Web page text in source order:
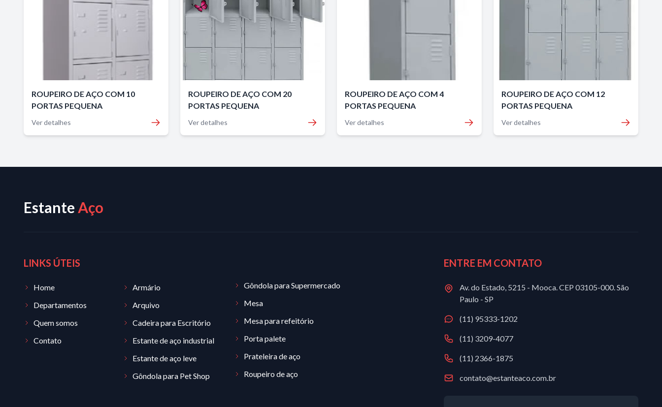
ROUPEIRO DE AÇO COM 10
PORTAS PEQUENA
Ver detalhes
ROUPEIRO DE AÇO COM 20
PORTAS PEQUENA
Ver detalhes
ROUPEIRO DE AÇO COM 4
PORTAS PEQUENA
Ver detalhes
ROUPEIRO DE AÇO COM 12
PORTAS PEQUENA
Ver detalhes
Estante Aço
LINKS ÚTEIS
Home
Departamentos
Quem somos
Contato
Armário
Arquivo
Cadeira para Escritório
Estante de aço industrial
Estante de aço leve
Gôndola para Pet Shop
Gôndola para Supermercado
Mesa
Mesa para refeitório
Porta palete
Prateleira de aço
Roupeiro de aço
ENTRE EM CONTATO
Av. do Estado, 5215 - Mooca. CEP 03105-000. São
Paulo - SP
(11) 95333-1202
(11) 3209-4077
(11) 2366-1875
contato@estanteaco.com.br